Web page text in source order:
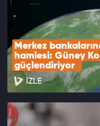
Merkez
hamlesi: Güney
güçlendiriyor
İZLE